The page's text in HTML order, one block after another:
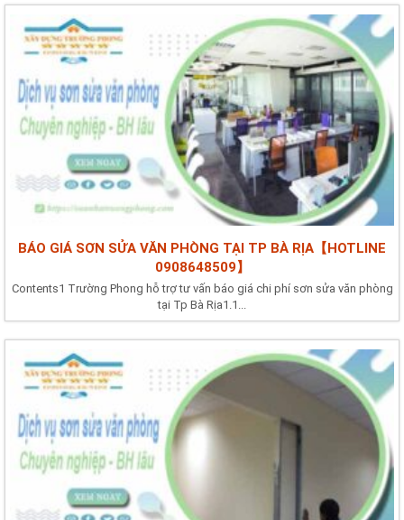
BÁO GIÁ SƠN SỬA VĂN PHÒNG TẠI TP BÀ RỊA【HOTLINE
0908648509】
Contents1 Trường Phong hỗ trợ tư vấn báo giá chi phí sơn sửa văn phòng
tại Tp Bà Rịa1.1...